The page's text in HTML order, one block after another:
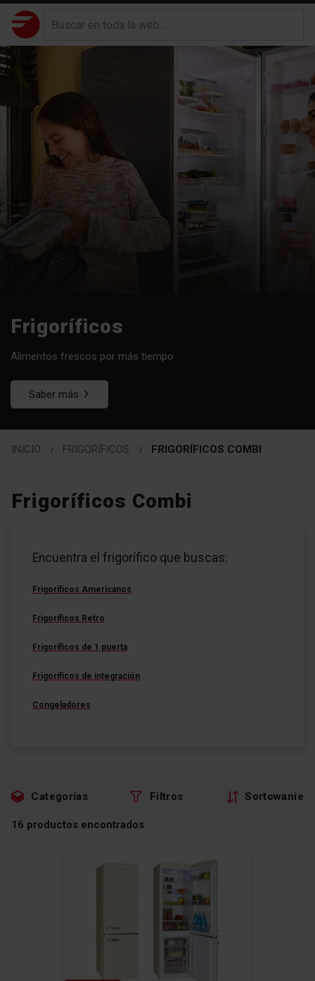
Frigoríficos
Alimentos frescos por más tiempo
Saber más
INICIO FRIGORÍFICOS FRIGORÍFICOS COMBI
Frigoríficos Combi
FilternEncuentra el frigorífico que buscas:
Frigoríficos Americanos
Frigoríficos Retro
Frigoríficos de 1 puerta
Frigoríficos de integración
Congeladores
Categorías Filtros Sortowanie
16 productos encontrados
Produkten